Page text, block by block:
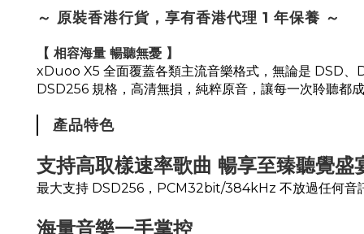
～ 原裝香港行貨，享有香港代理 1 年保養 ～
【 相容海量 暢聽無憂 】
xDuoo X5 全面覆蓋各類主流音樂格式，無論是 DSD
DSD256 規格，高清無損，純粹原音，讓每一次聆聽都
產品特色
支持高取樣速率歌曲 暢享至臻聽覺盛
最大支持 DSD256，PCM32bit/384kHz 不放過任何音
海量音樂一手掌控